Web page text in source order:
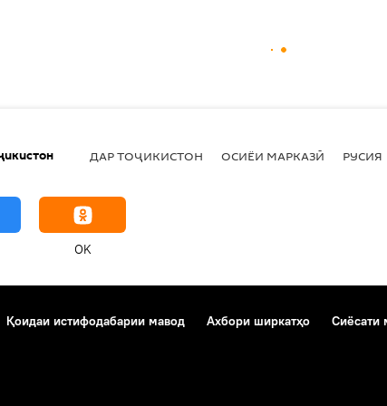
ДАР ТОҶИКИСТОН ОСИЁИ МАРКАЗӢ РУСИЯ
OK
Қоидаи истифодабарии мавод Ахбори ширкатҳо Сиёсати